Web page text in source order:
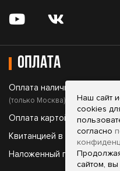
Оплата
Оплата наличными;
(только Москва)
Оплата картой;
Квитанцией в банке;
Наложенный платеж.
Наш сайт
cookies
согласно
сайтом,